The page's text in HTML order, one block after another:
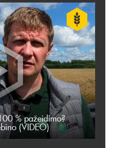
% pažeidimo?
(VIDEO)